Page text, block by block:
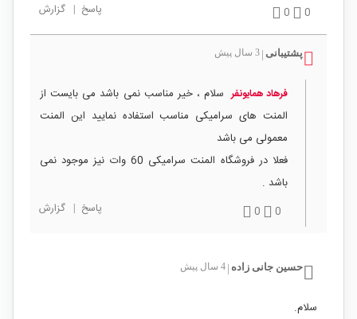
0
0 پاسخ | گزارش
پشتیبانی 3 سال پیش
فرهاد همایونفر سلام ، خیر مناسب نمی باشد می بایست از
المنت های سرامیکی مناسب استفاده نمایید این المنت
معمولی می باشد
فعلا در فروشگاه المنت سرامیکی 60 وات نیز موجود نمی
باشد .
0
0 پاسخ | گزارش
حسین جانی زاده 4 سال پیش
سلام.